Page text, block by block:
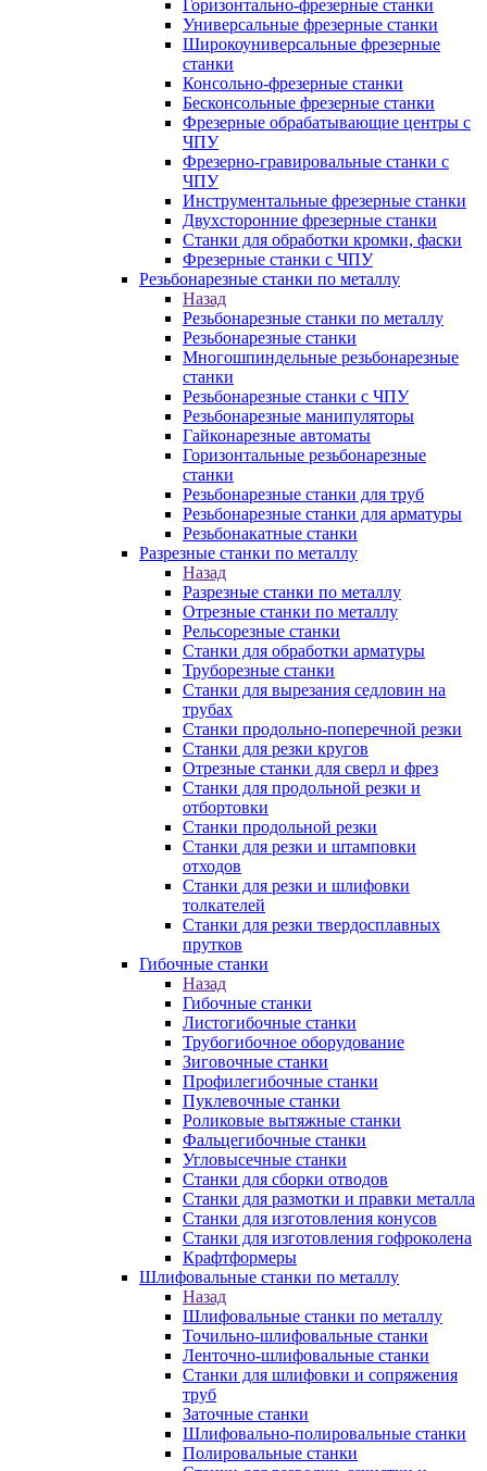
Горизонтально-фрезерные станки
Универсальные фрезерные станки
Широкоуниверсальные фрезерные
станки
Консольно-фрезерные станки
Бесконсольные фрезерные станки
Фрезерные обрабатывающие центры с
ЧПУ
Фрезерно-гравировальные станки с
ЧПУ
Инструментальные фрезерные станки
Двухсторонние фрезерные станки
Станки для обработки кромки, фаски
Фрезерные станки с ЧПУ
Резьбонарезные станки по металлу
Назад
Резьбонарезные станки по металлу
Резьбонарезные станки
Многошпиндельные резьбонарезные
станки
Резьбонарезные станки с ЧПУ
Резьбонарезные манипуляторы
Гайконарезные автоматы
Горизонтальные резьбонарезные
станки
Резьбонарезные станки для труб
Резьбонарезные станки для арматуры
Резьбонакатные станки
Разрезные станки по металлу
Назад
Разрезные станки по металлу
Отрезные станки по металлу
Рельсорезные станки
Станки для обработки арматуры
Труборезные станки
Станки для вырезания седловин на
трубаx
Станки продольно-поперечной резки
Станки для резки кругов
Отрезные станки для сверл и фрез
Станки для продольной резки и
отбортовки
Станки продольной резки
Станки для резки и штамповки
отходов
Станки для резки и шлифовки
толкателей
Станки для резки твердосплавных
прутков
Гибочные станки
Назад
Гибочные станки
Листогибочные станки
Трубогибочное оборудование
Зиговочные станки
Профилегибочные станки
Пуклевочные станки
Роликовые вытяжные станки
Фальцегибочные станки
Угловысечные станки
Станки для сборки отводов
Станки для размотки и правки металла
Станки для изготовления конусов
Станки для изготовления гофроколена
Крафтформеры
Шлифовальные станки по металлу
Назад
Шлифовальные станки по металлу
Точильно-шлифовальные станки
Ленточно-шлифовальные станки
Станки для шлифовки и сопряжения
труб
Заточные станки
Шлифовально-полировальные станки
Полировальные станки